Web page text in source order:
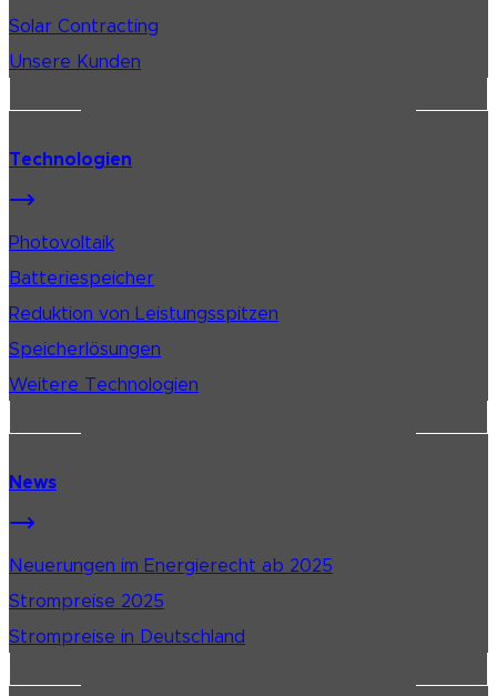
Solar Contracting
Unsere Kunden
Technologien
Photovoltaik
Batteriespeicher
Reduktion von Leistungsspitzen
Speicherlösungen
Weitere Technologien
News
Neuerungen im Energierecht ab 2025
Strompreise 2025
Strompreise in Deutschland